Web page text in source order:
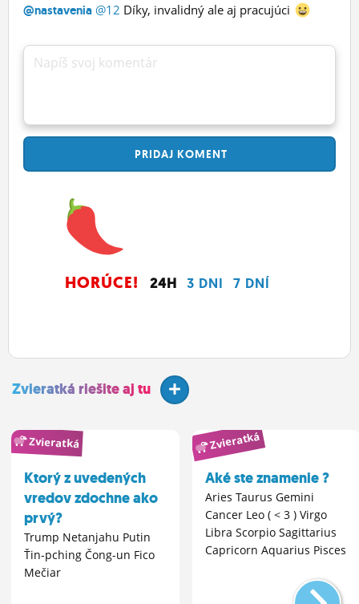
@nastavenia @12 Díky, invalidný ale aj pracujúci
Napíš svoj komentár
PRIDAJ KOMENT
HORÚCE! 24H 3 DNI 7 DNÍ
Zvieratká riešite aj tu
Zvieratká
Ktorý z uvedených
vredov zdochne ako
prvý?
Trump Netanjahu Putin
Ťin-pching Čong-un Fico
Mečiar
Zvieratká
Aké ste znamenie ?
Aries Taurus Gemini
Cancer Leo ( < 3 ) Virgo
Libra Scorpio Sagittarius
Capricorn Aquarius Pisces